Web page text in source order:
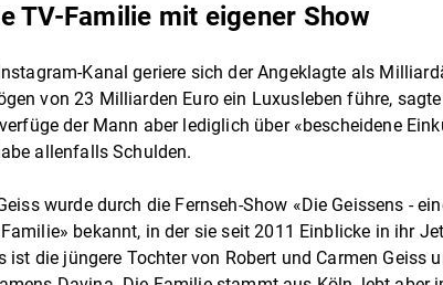
TV-Familie mit eigener Show
Kanal geriere sich der Angeklagte als
von 23 Milliarden Euro ein Luxusleben führe,
der Mann aber lediglich über «bescheidene
allenfalls Schulden.
wurde durch die Fernseh-Show «Die Geissens -
bekannt, in der sie seit 2011 Einblicke in ihr
ist die jüngere Tochter von Robert und Carmen Geiss